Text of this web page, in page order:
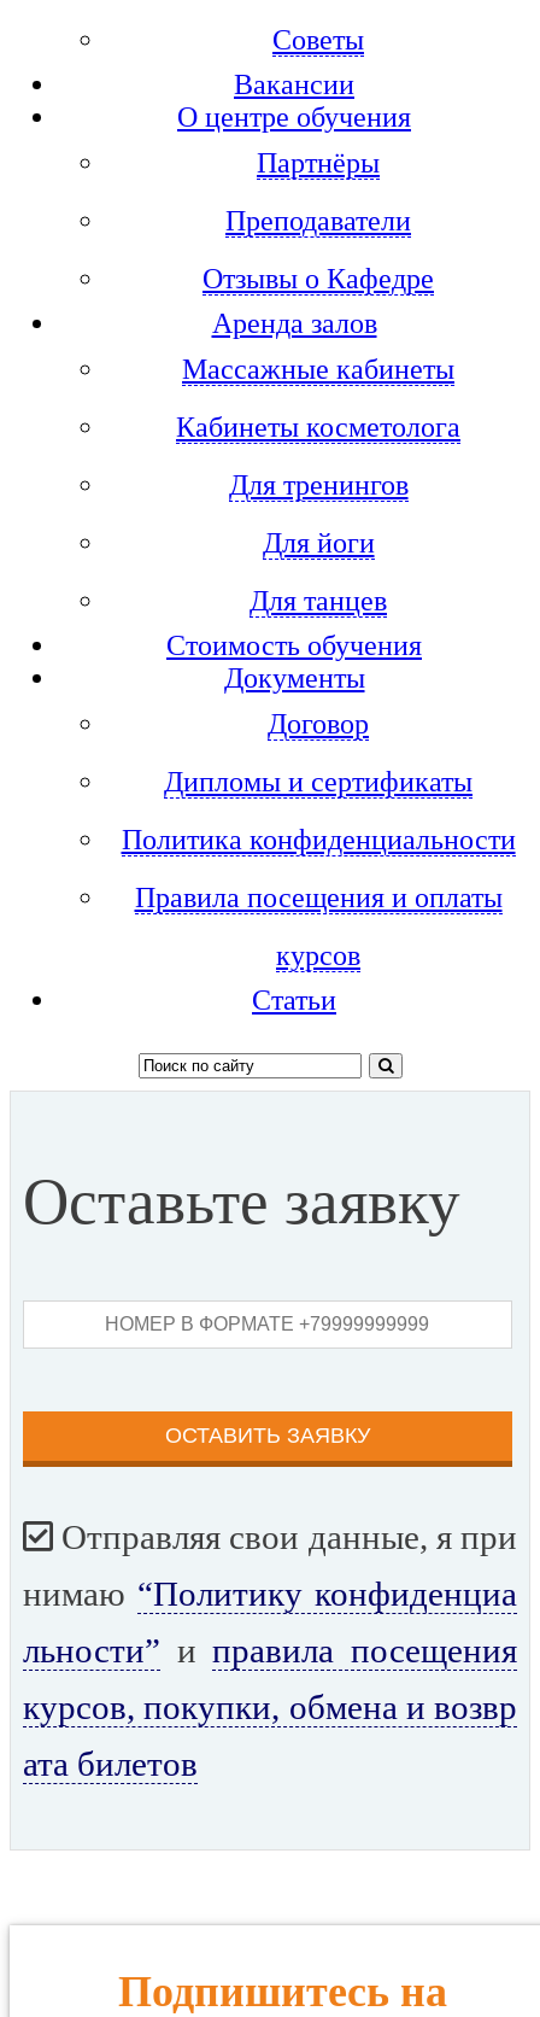
Советы
Вакансии
О центре обучения
Партнёры
Преподаватели
Отзывы о Кафедре
Аренда залов
Массажные кабинеты
Кабинеты косметолога
Для тренингов
Для йоги
Для танцев
Стоимость обучения
Документы
Договор
Дипломы и сертификаты
Политика конфиденциальности
Правила посещения и оплаты
курсов
Статьи
Оставьте заявку
Отправляя свои данные, я при
нимаю “Политику конфиденциа
льности” иправила посещения
курсов, покупки, обмена и возвр
ата билетов
Подпишитесь на